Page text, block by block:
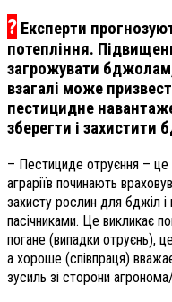
? Експерти
потепління.
загрожувати
взагалі може
пестицидне
зберегти і захистити
– Пестициде отруєння –
аграріїв починають
захисту рослин для бджіл і
пасічниками. Це викликає
погане (випадки отруєнь),
а хороше (співпраця)
зусиль зі сторони